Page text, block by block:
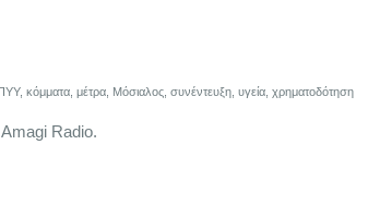
, κόμματα, μέτρα, Μόσιαλος, συνέντευξη, υγεία, χρηματοδότηση
Amagi Radio.